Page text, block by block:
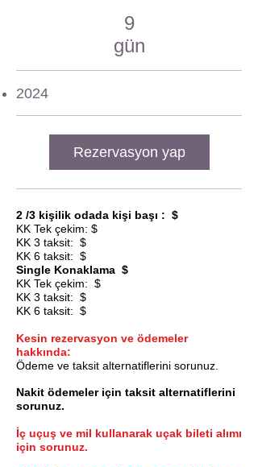
9
gün
2024
Rezervasyon yap
2 /3 kişilik odada kişi başı : $
KK Tek çekim: $
KK 3 taksit: $
KK 6 taksit: $
Single Konaklama $
KK Tek çekim: $
KK 3 taksit: $
KK 6 taksit: $
Kesin rezervasyon ve ödemeler
hakkında:
Ödeme ve taksit alternatiflerini sorunuz.
Nakit ödemeler için taksit alternatiflerini
sorunuz.
İç uçuş ve mil kullanarak uçak bileti alımı
için sorunuz.